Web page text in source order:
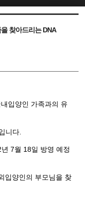
찾아드리는 DNA
입양인 가족과의 유
니다.
7월 18일 방영 예정
입양인의 부모님을 찾